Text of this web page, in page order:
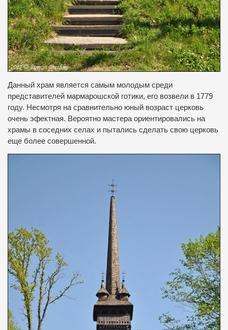
Данный храм является самым молодым среди
представителей мармарошской готики, его возвели в 1779
году. Несмотря на сравнительно юный возраст церковь
очень эфектная. Вероятно мастера ориентировались на
храмы в соседних селах и пытались сделать свою церковь
еще более совершенной.